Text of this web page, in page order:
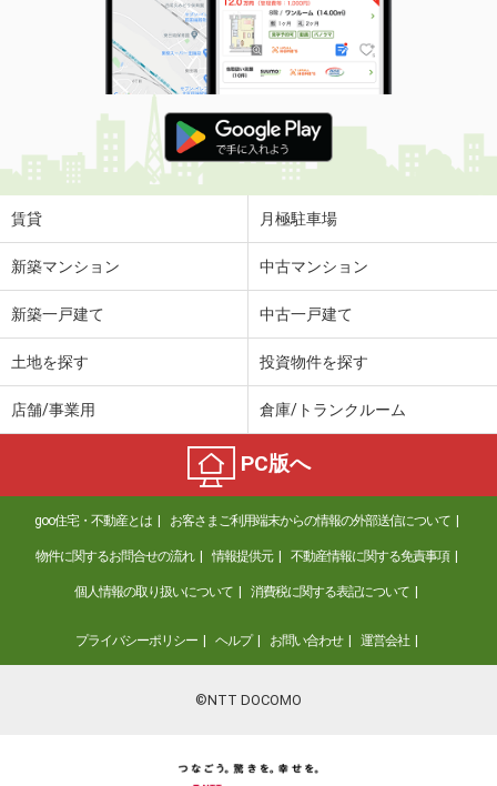
住 所
京都府京都市南区吉祥院三ノ宮町
専有面積 85.54m²
間取り
4LDK
京都府京都市南区東九条南河辺町
価 格
2,480万円
住 所
京都府京都市南区東九条南河辺町
京都府京都市南区吉祥院這登中町
3,390万円
京都府京都市中京区西ノ京東月光町
価 格
3,590万円
住 所
京都府京都市中京区西ノ京東月光町
間取り
3LDK
価 格
8,820万円
86.17m²
賃貸 月極駐車場
新築マンション 中古マンション
新築一戸建て 中古一戸建て
土地を探す 投資物件を探す
店舗/事業用 倉庫/トランクルーム
PC版へ
goo住宅・不動産とは お客さまご利用端末からの情報の外部送信について
物件に関するお問合せの流れ 情報提供元 不動産情報に関する免責事項
個人情報の取り扱いについて 消費税に関する表記について
プライバシーポリシー ヘルプ お問い合わせ 運営会社
©NTT DOCOMO